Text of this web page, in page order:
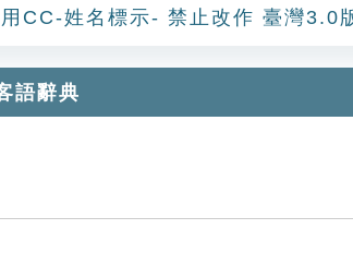
CC-姓名標示- 禁止改作 臺灣3.0
語辭典